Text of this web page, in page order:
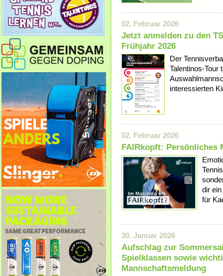
02. Februar 2026
Jetzt anmelden zu den
Frühjahr 2026
Der
Talentinos-Tour
interessierten
02. Februar 2026
FAIRkopft:
dir
für
30. Januar 2026
Aufschlag zur
Spielklassen sowie
Mannschaftsmeldung